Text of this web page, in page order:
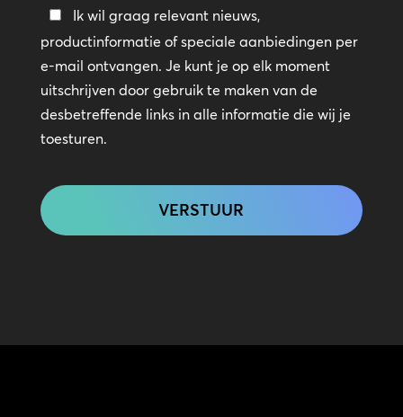
Blijf
in
contact
Ik wil graag relevant nieuws,
productinformatie of speciale aanbiedingen per
e-mail ontvangen. Je kunt je op elk moment
uitschrijven door gebruik te maken van de
desbetreffende links in alle informatie die wij je
toesturen.